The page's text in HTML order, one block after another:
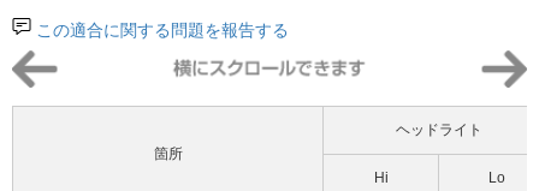
この適合に関する問題を報告する
箇所
ヘッドライト
Hi Lo